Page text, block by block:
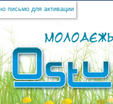
письмо для активации